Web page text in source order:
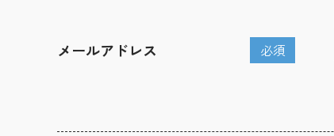
メールアドレス 必須